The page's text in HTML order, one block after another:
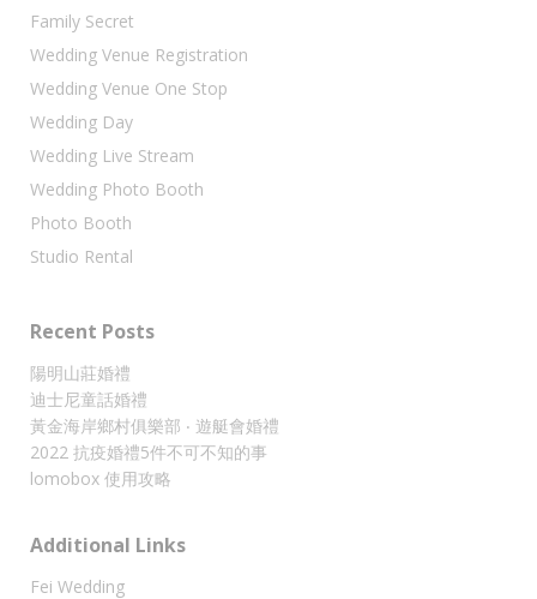
Family Secret
Wedding Venue Registration
Wedding Venue One Stop
Wedding Day
Wedding Live Stream
Wedding Photo Booth
Photo Booth
Studio Rental
Recent Posts
陽明山莊婚禮
迪士尼童話婚禮
黃金海岸鄉村俱樂部 ‧ 遊艇會婚禮
2022 抗疫婚禮5件不可不知的事
lomobox 使用攻略
Additional Links
Fei Wedding